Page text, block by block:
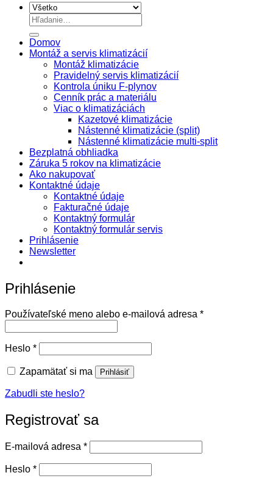
Hľadať:
Domov
Montáž a servis klimatizácií
Montáž klimatizácie
Pravidelný servis klimatizácií
Kontrola úniku F-plynov
Cenník prác a materiálu
Viac o klimatizáciách
Kazetové klimatizácie
Nástenné klimatizácie (split)
Nástenné klimatizácie multi-split
Bezplatná obhliadka
Záruka 5 rokov na klimatizácie
Ako nakupovať
Kontaktné údaje
Kontaktné údaje
Fakturačné údaje
Kontaktný formulár
Kontaktný formulár servis
Prihlásenie
Newsletter
Prihlásenie
Používateľské meno alebo e-mailová adresa *Povinné
Heslo *Povinné
Zapamätať si ma Prihlásiť
Zabudli ste heslo?
Registrovať sa
E-mailová adresa *Povinné
Heslo *Povinné